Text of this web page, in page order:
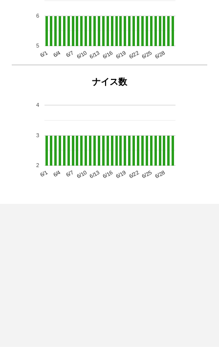
6/1 6/4 6/7 6/10 6/13 6/16 6/19 6/22 6/25 6/28
5
6
ナイス数
6/1 6/4 6/7 6/10 6/13 6/16 6/19 6/22 6/25 6/28
2
3
4